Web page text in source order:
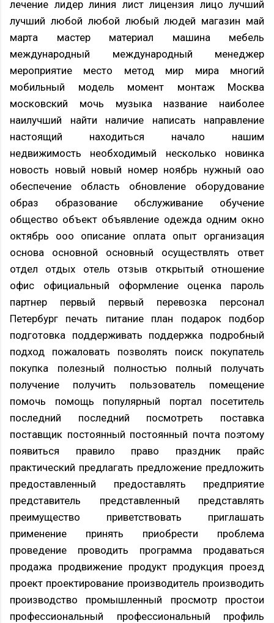
лечение лидер линия лист лицензия лицо лучший
лучший любой любой любый людей магазин май
марта мастер материал машина мебель
международный международный менеджер
мероприятие место метод мир мира многий
мобильный модель момент монтаж Москва
московский мочь музыка название наиболее
наилучший найти наличие написать направление
настоящий находиться начало нашим
недвижимость необходимый несколько новинка
новость новый новый номер ноябрь нужный оао
обеспечение область обновление оборудование
образ образование обслуживание обучение
общество объект объявление одежда одним окно
октябрь ооо описание оплата опыт организация
основа основной основный осуществлять ответ
отдел отдых отель отзыв открытый отношение
офис официальный оформление оценка пароль
партнер первый первый перевозка персонал
Петербург печать питание план подарок подбор
подготовка поддерживать поддержка подробный
подход пожаловать позволять поиск покупатель
покупка полезный полностью полный получать
получение получить пользователь помещение
помочь помощь популярный портал посетитель
последний последний посмотреть поставка
поставщик постоянный постоянный почта поэтому
появиться правило право праздник прайс
практический предлагать предложение предложить
предоставленный предоставлять предприятие
представитель представленный представлять
преимущество приветствовать приглашать
применение принять приобрести проблема
проведение проводить программа продаваться
продажа продвижение продукт продукция проезд
проект проектирование производитель производить
производство промышленный просмотр простои
профессиональный профессиональный профиль